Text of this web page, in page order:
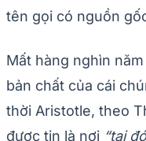
tên gọi có nguồn
Mất hàng nghìn
bản chất của cái
thời Aristotle, theo
được tin là nơi “tại